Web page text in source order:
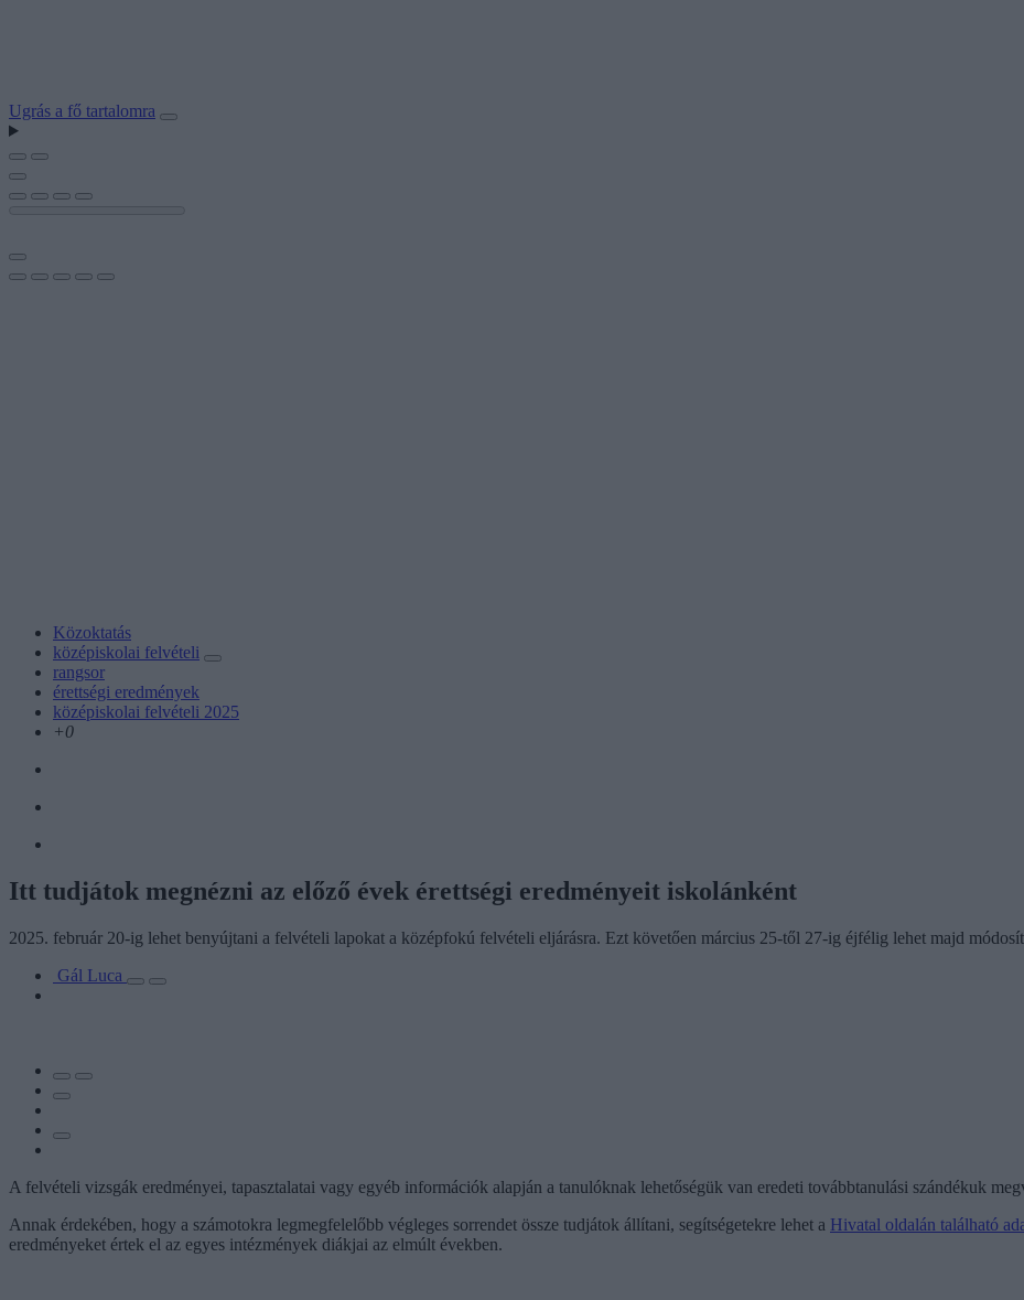
Ugrás a fő tartalomra
Közoktatás
középiskolai felvételi
rangsor
érettségi eredmények
középiskolai felvételi 2025
+0
Itt tudjátok megnézni az előző évek érettségi eredményeit iskolánként
2025. február 20-ig lehet benyújtani a felvételi lapokat a középfokú felvételi eljárásra. Ezt követően március 25-től 27-ig éjfélig lehet majd
Gál Luca
A felvételi vizsgák eredményei, tapasztalatai vagy egyéb információk alapján a tanulóknak lehetőségük van eredeti továbbtanulási szándékuk
Annak érdekében, hogy a számotokra legmegfelelőbb végleges sorrendet össze tudjátok állítani, segítségetekre lehet a Hivatal oldalán található
eredményeket értek el az egyes intézmények diákjai az elmúlt években.